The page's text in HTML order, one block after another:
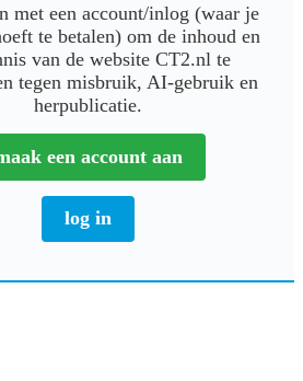
met een account/inlog (waar je
te betalen) om de inhoud en
van de website CT2.nl te
tegen misbruik, AI-gebruik en
herpublicatie.
een account aan
log in